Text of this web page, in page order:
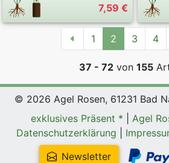
7,59 €
1 2 3 4
37 - 72von 155
© 2026 Agel Rosen, 61231 Bad
exklusives Präsent *
Agel
Datenschutzerklärung
Newsletter